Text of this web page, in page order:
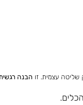
שליטה עצמית. זו הבנה